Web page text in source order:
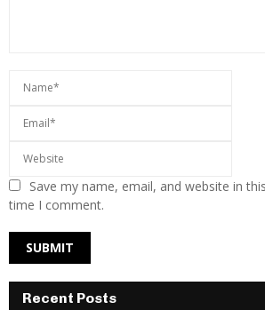
Save my name, email, and website in
time I comment.
Recent Posts